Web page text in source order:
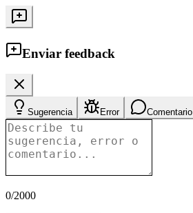
Enviar feedback
Sugerencia Error Comentario
0/2000